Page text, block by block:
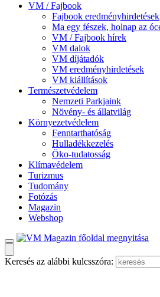
VM / Fajbook
Fajbook eredményhirdetések
Ma egy fészek, holnap az
VM / Fajbook hírek
VM dalok
VM díjátadók
VM eredményhirdetések
VM kiállítások
Természetvédelem
Nemzeti Parkjaink
Növény- és állatvilág
Környezetvédelem
Fenntarthatóság
Hulladékkezelés
Öko-tudatosság
Klímavédelem
Turizmus
Tudomány
Fotózás
Magazin
Webshop
Keresés az alábbi kulcsszóra: